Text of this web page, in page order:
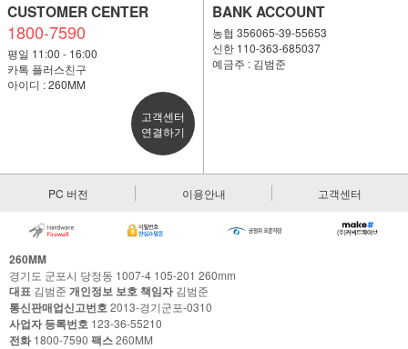
CUSTOMER CENTER
1800-7590
평일 11:00 - 16:00
카톡 플러스친구
아이디 : 260MM
고객센터
연결하기
BANK ACCOUNT
농협 356065-39-55653
신한 110-363-685037
예금주 : 김범준
PC 버전 이용안내 고객센터
260MM
경기도 군포시 당정동 1007-4 105-201 260mm
대표 김범준 개인정보 보호 책임자김범준
통신판매업신고번호2013-경기군포-0310
사업자 등록번호 123-36-55210
전화1800-7590 팩스260MM